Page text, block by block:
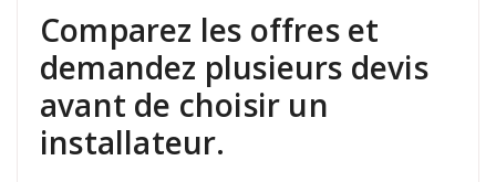
Comparez les offres et
demandez plusieurs devis
avant de choisir un
installateur.